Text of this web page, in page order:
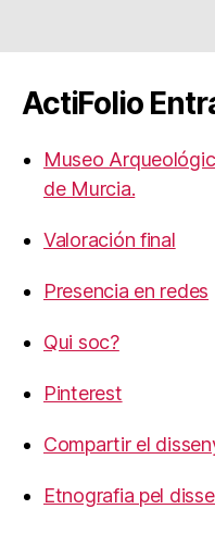
ActiFolio
Museo
de Murcia.
Valoración final
Presencia en redes
Qui soc?
Pinterest
Compartir el
Etnografia pel